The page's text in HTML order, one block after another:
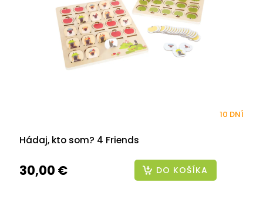
Hádaj, kto som? 4 Friends
10 DNÍ
30,00 € DO KOŠÍKA